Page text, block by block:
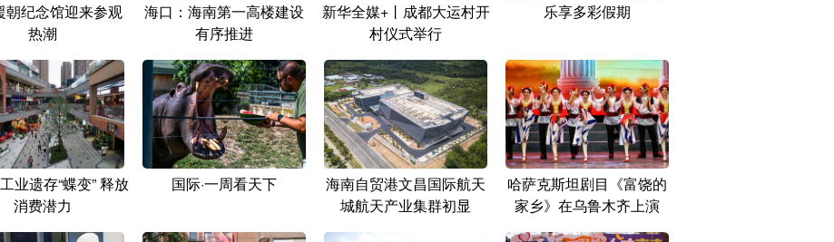
朝纪念馆迎来参观
热潮
海口：海南第一高楼建设
有序推进
新华全媒+丨成都大运村开
村仪式举行
乐享多彩假期
业遗存“蝶变” 释放
消费潜力
国际·一周看天下
海南自贸港文昌国际航天
城航天产业集群初显
哈萨克斯坦剧目《富饶的
家乡》在乌鲁木齐上演